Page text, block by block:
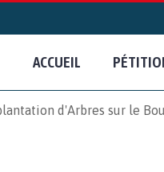
ACCUEIL
d'Arbres sur le